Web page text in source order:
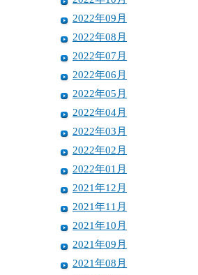
2022年09月
2022年08月
2022年07月
2022年06月
2022年05月
2022年04月
2022年03月
2022年02月
2022年01月
2021年12月
2021年11月
2021年10月
2021年09月
2021年08月